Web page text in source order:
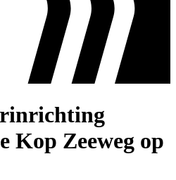
Kop Zeeweg op